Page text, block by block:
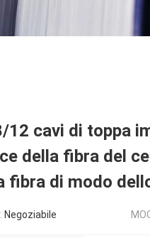
12 cavi di toppa
della fibra del
fibra di modo
Negoziabile